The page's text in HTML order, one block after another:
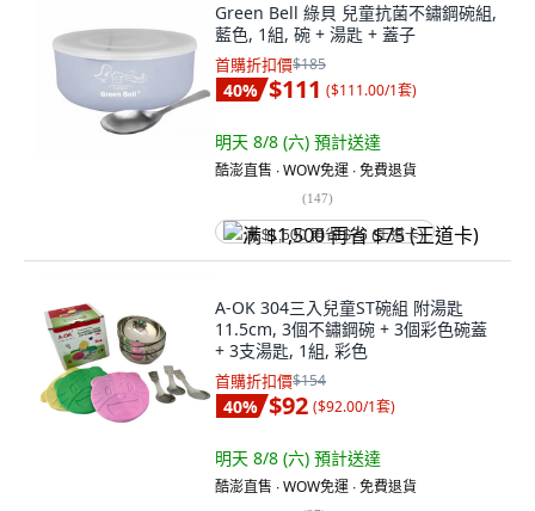
Green Bell 綠貝 兒童抗菌不鏽鋼碗組,
藍色, 1組, 碗 + 湯匙 + 蓋子
首購折扣價$185
40% $111 ($111.00/1套)
明天 8/8 (六) 預計送達
酷澎直售 ∙ WOW免運 ∙ 免費退貨
(147)
满 $1,500 再省 $75 (王道卡)
A-OK 304三入兒童ST碗組 附湯匙
11.5cm, 3個不鏽鋼碗 + 3個彩色碗蓋
+ 3支湯匙, 1組, 彩色
首購折扣價$154
40% $92 ($92.00/1套)
明天 8/8 (六) 預計送達
酷澎直售 ∙ WOW免運 ∙ 免費退貨